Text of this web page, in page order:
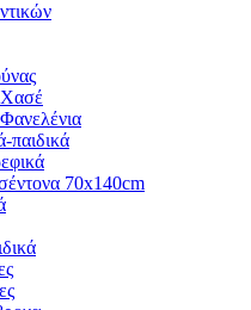
Χασέ
παιδικά
70x140cm